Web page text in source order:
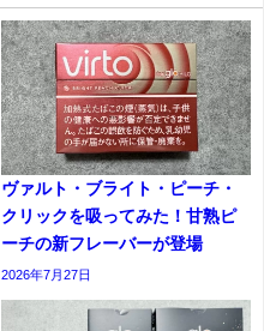
ヴァルト・ブライト・ピーチ・
クリックを吸ってみた！甘熟ピ
ーチの新フレーバーが登場
2026年7月27日